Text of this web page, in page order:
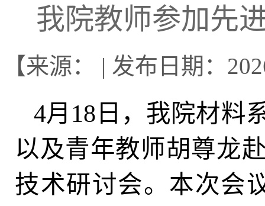
我院教师参加先
【来源： | 发布日期：
4月18日，我院材料
以及青年教师胡尊龙
技术研讨会。本次会